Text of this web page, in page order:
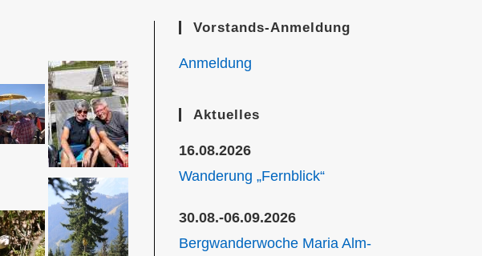
Vorstands-Anmeldung
Anmeldung
Aktuelles
16.08.2026
Wanderung „Fernblick“
30.08.-06.09.2026
Bergwanderwoche Maria Alm-